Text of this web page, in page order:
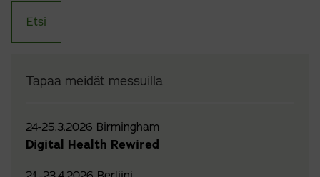
Tapaa meidät messuilla
24-25.3.2026 Birmingham
Digital Health Rewired